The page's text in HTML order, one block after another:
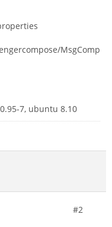
MsgComp
7, ubuntu 8.10
#2